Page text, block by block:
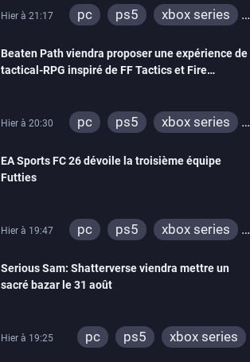
Hier à 21:17 pc ps5
xbox series
xbox one
Beaten Path viendra proposer une expérience de
tactical-RPG inspiré de FF Tactics et Fire
Hier à 20:30 pc ps5
xbox series
EA Sports FC 26 dévoile la troisième équipe
Futties
Hier à 19:47 pc ps5
xbox series
xbox one
switch 2
Serious Sam: Shatterverse viendra mettre un
sacré bazar le 31 août
Hier à 19:25 pc ps5 xbox series